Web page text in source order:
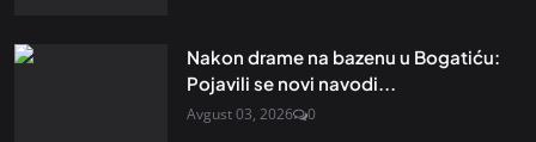
Nakon drame na bazenu u Bogatiću:
Pojavili se novi navodi...
Avgust 03, 2026 0